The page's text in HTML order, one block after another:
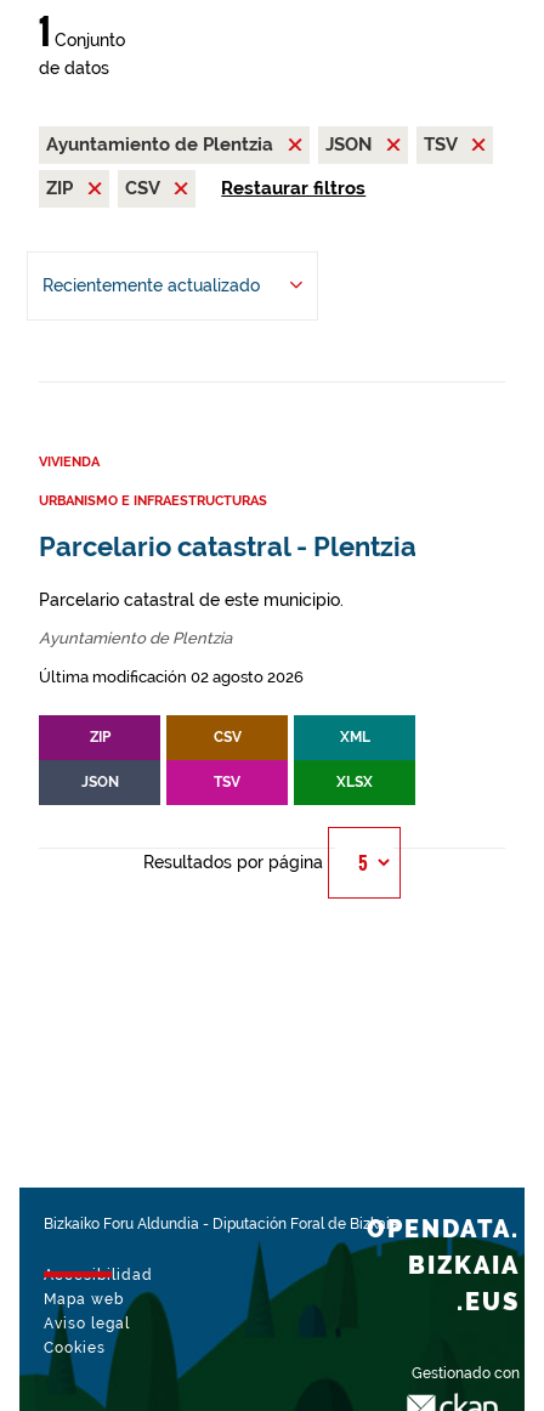
1 Conjunto
de datos
Ayuntamiento de Plentzia JSON
TSV
ZIP
CSV Restaurar filtros
Recientemente actualizado
VIVIENDA
URBANISMO E INFRAESTRUCTURAS
Parcelario catastral - Plentzia
Parcelario catastral de este municipio.
Ayuntamiento de Plentzia
Última modificación 02 agosto 2026
ZIP CSV XML
JSON TSV XLSX
Resultados por página
Bizkaiko Foru Aldundia - Diputación Foral de Bizkaia
Accesibilidad
Mapa web
Aviso legal
Cookies
Gestionado con
OPENDATA.
BIZKAIA
.EUS